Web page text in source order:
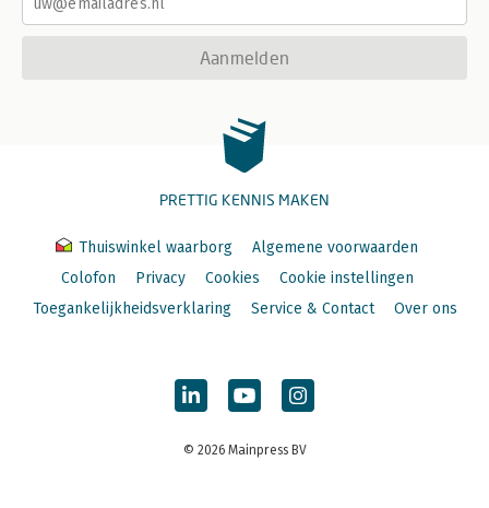
Aanmelden
PRETTIG KENNIS MAKEN
Thuiswinkel waarborg
Algemene voorwaarden
Colofon
Privacy Cookies
Cookie instellingen
Toegankelijkheidsverklaring
Service & Contact Over ons
© 2026 Mainpress BV